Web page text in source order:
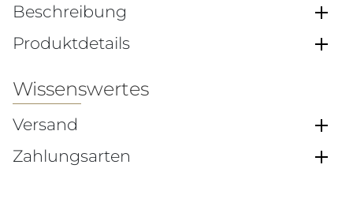
Beschreibung
Produktdetails
Wissenswertes
Versand
Zahlungsarten